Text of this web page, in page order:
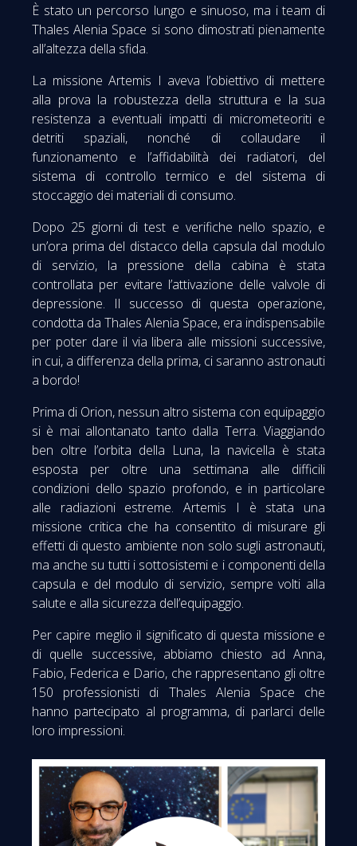
È stato un percorso lungo e sinuoso, ma i team di
Thales Alenia Space si sono dimostrati pienamente
all’altezza della sfida.
La missione Artemis I aveva l’obiettivo di mettere
alla prova la robustezza della struttura e la sua
resistenza a eventuali impatti di micrometeoriti e
detriti spaziali, nonché di collaudare il
funzionamento e l’affidabilità dei radiatori, del
sistema di controllo termico e del sistema di
stoccaggio dei materiali di consumo.
Dopo 25 giorni di test e verifiche nello spazio, e
un’ora prima del distacco della capsula dal modulo
di servizio, la pressione della cabina è stata
controllata per evitare l’attivazione delle valvole di
depressione. Il successo di questa operazione,
condotta da Thales Alenia Space, era indispensabile
per poter dare il via libera alle missioni successive,
in cui, a differenza della prima, ci saranno astronauti
a bordo!
Prima di Orion, nessun altro sistema con equipaggio
si è mai allontanato tanto dalla Terra. Viaggiando
ben oltre l’orbita della Luna, la navicella è stata
esposta per oltre una settimana alle difficili
condizioni dello spazio profondo, e in particolare
alle radiazioni estreme. Artemis I è stata una
missione critica che ha consentito di misurare gli
effetti di questo ambiente non solo sugli astronauti,
ma anche su tutti i sottosistemi e i componenti della
capsula e del modulo di servizio, sempre volti alla
salute e alla sicurezza dell’equipaggio.
Per capire meglio il significato di questa missione e
di quelle successive, abbiamo chiesto ad Anna,
Fabio, Federica e Dario, che rappresentano gli oltre
150 professionisti di Thales Alenia Space che
hanno partecipato al programma, di parlarci delle
loro impressioni.